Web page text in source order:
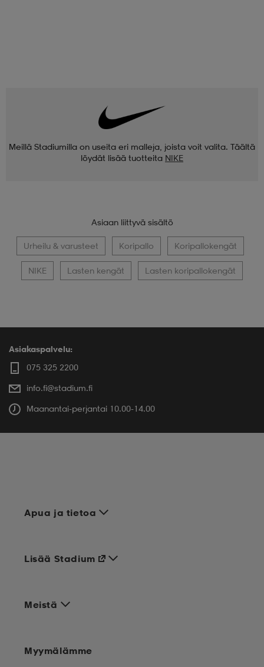
Meillä Stadiumilla on useita eri malleja, joista voit valita. Täältä
löydät lisää tuotteita NIKE
Asiaan liittyvä sisältö
Urheilu & varusteet Koripallo Koripallokengät
NIKE Lasten kengät Lasten koripallokengät
Asiakaspalvelu:
075 325 2200
info.fi@stadium.fi
Maanantai-perjantai 10.00-14.00
Apua ja tietoa
Meistä
Lisää Stadium
Myymälämme